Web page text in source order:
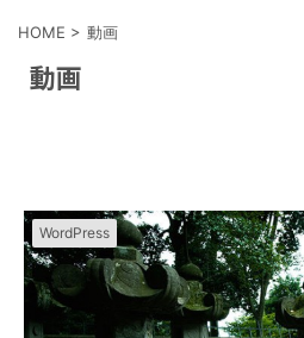
HOME > 動画
動画
WordPress